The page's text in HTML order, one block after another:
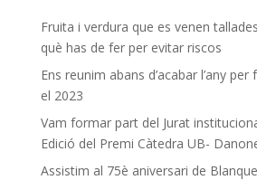
Fruita i verdura que es venen
què has de fer per evitar riscos
Ens reunim abans d’acabar l’any
el 2023
Vam formar part del Jurat
Edició del Premi Càtedra UB-
Assistim al 75è aniversari de